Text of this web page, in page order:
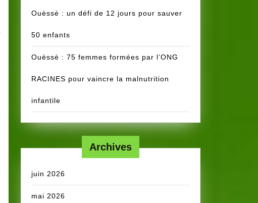
Ouèssè : un défi de 12 jours pour sauver
50 enfants
Ouèssè : 75 femmes formées par l’ONG
RACINES pour vaincre la malnutrition
infantile
Archives
juin 2026
mai 2026